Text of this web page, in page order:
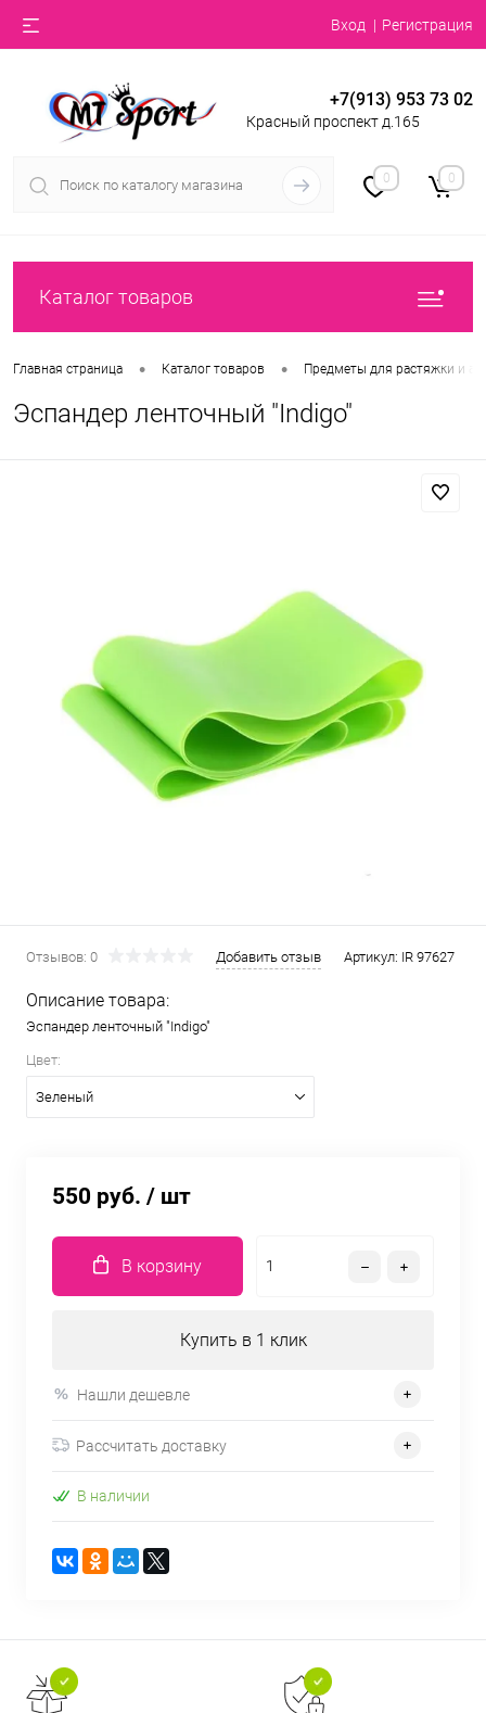
Вход Регистрация
+7(913) 953 73 02
Красный проспект д.165
0 0
Каталог товаров
Главная страница • Каталог товаров • Предметы для растяжки и
Эспандер ленточный "Indigo"
Отзывов: 0 Добавить отзыв Артикул: IR 97627
Описание товара:
Эспандер ленточный "Indigo"
Цвет:
Зеленый
550 руб. / шт
В корзину
Купить в 1 клик
Нашли дешевле
Рассчитать доставку
В наличии